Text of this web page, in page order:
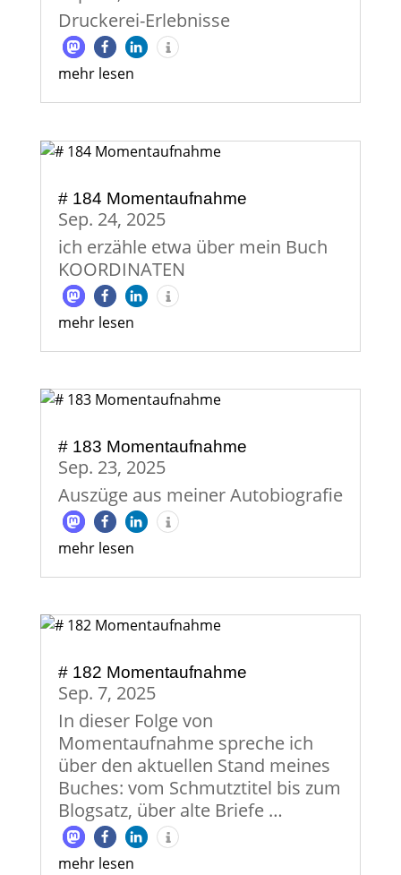
Druckerei-Erlebnisse
mehr lesen
# 184 Momentaufnahme
Sep. 24, 2025
ich erzähle etwa über mein Buch
KOORDINATEN
mehr lesen
# 183 Momentaufnahme
Sep. 23, 2025
Auszüge aus meiner Autobiografie
mehr lesen
# 182 Momentaufnahme
Sep. 7, 2025
In dieser Folge von
Momentaufnahme spreche ich
über den aktuellen Stand meines
Buches: vom Schmutztitel bis zum
Blogsatz, über alte Briefe …
mehr lesen